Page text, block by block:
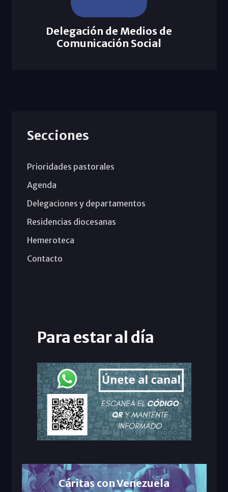
Delegación de Medios de
Comunicación Social
Secciones
Prioridades pastorales
Agenda
Delegaciones y departamentos
Residencias diocesanas
Hemeroteca
Contacto
Para estar al día
Cáritas con Venezuela